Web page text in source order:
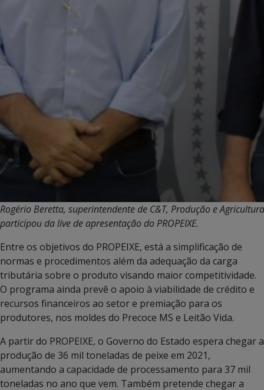
Rogério Beretta, superintendente de C&T, Produção e
participou da live de apresentação do PROPEIXE.
Entre os objetivos do PROPEIXE, está a simplificação de
normas e procedimentos além da adequação da carga
tributária sobre o produto visando maior competitividade.
O programa ainda prevê o apoio à viabilidade de crédito e
recursos financeiros ao setor e premiação para os
produtores, nos moldes do Precoce MS e Leitão Vida.
A partir do PROPEIXE, o Governo do Estado espera chegar a
produção de 36 mil toneladas de peixe em 2021,
aumentando a capacidade de processamento para 37 mil
toneladas no ano que vem. Também pretende chegar a